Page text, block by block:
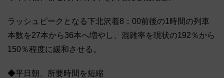
ラッシュピークとなる下北沢着8：00前後の1時間の列車
本数を27本から36本へ増やし、混雑率を現状の192％から
150％程度に緩和させる。
◆平日朝、所要時間を短縮